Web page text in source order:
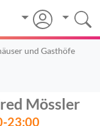
und Gasthöfe
Mössler
23:00